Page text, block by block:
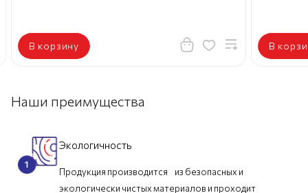
В корзину В
Наши преимущества
Экологичность
Продукция производится из безопасных и
экологически чистых материалов и проходит